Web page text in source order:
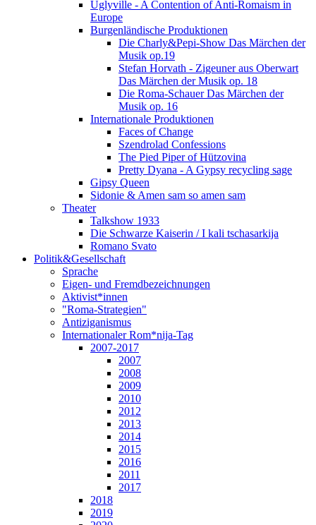
Uglyville - A Contention of Anti-Romaism in
Europe
Burgenländische Produktionen
Die Charly&Pepi-Show Das Märchen der
Musik op.19
Stefan Horvath - Zigeuner aus Oberwart
Das Märchen der Musik op. 18
Die Roma-Schauer Das Märchen der
Musik op. 16
Internationale Produktionen
Faces of Change
Szendrolad Confessions
The Pied Piper of Hützovina
Pretty Dyana - A Gypsy recycling sage
Gipsy Queen
Sidonie & Amen sam so amen sam
Theater
Talkshow 1933
Die Schwarze Kaiserin / I kali tschasarkija
Romano Svato
Politik&Gesellschaft
Sprache
Eigen- und Fremdbezeichnungen
Aktivist*innen
"Roma-Strategien"
Antiziganismus
Internationaler Rom*nija-Tag
2007-2017
2007
2008
2009
2010
2012
2013
2014
2015
2016
2011
2017
2018
2019